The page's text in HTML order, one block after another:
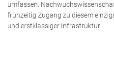
umfassen.
frühzeitig Zugang zu diesem
und erstklassiger Infrastruktur.